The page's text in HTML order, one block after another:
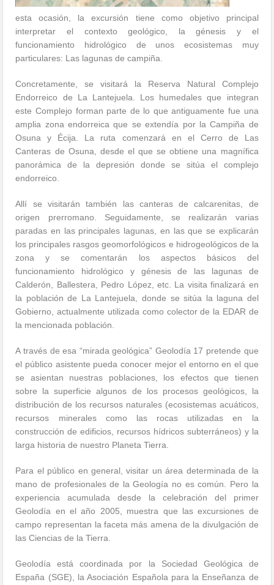
esta ocasión, la excursión tiene como objetivo principal
interpretar el contexto geológico, la génesis y el
funcionamiento hidrológico de unos ecosistemas muy
particulares: Las lagunas de campiña.
Concretamente, se visitará la Reserva Natural Complejo
Endorreico de La Lantejuela. Los humedales que integran
este Complejo forman parte de lo que antiguamente fue una
amplia zona endorreica que se extendía por la Campiña de
Osuna y Écija. La ruta comenzará en el Cerro de Las
Canteras de Osuna, desde el que se obtiene una magnífica
panorámica de la depresión donde se sitúa el complejo
endorreico.
Allí se visitarán también las canteras de calcarenitas, de
origen prerromano. Seguidamente, se realizarán varias
paradas en las principales lagunas, en las que se explicarán
los principales rasgos geomorfológicos e hidrogeológicos de la
zona y se comentarán los aspectos básicos del
funcionamiento hidrológico y génesis de las lagunas de
Calderón, Ballestera, Pedro López, etc. La visita finalizará en
la población de La Lantejuela, donde se sitúa la laguna del
Gobierno, actualmente utilizada como colector de la EDAR de
la mencionada población.
A través de esa “mirada geológica” Geolodía 17 pretende que
el público asistente pueda conocer mejor el entorno en el que
se asientan nuestras poblaciones, los efectos que tienen
sobre la superficie algunos de los procesos geológicos, la
distribución de los recursos naturales (ecosistemas acuáticos,
recursos minerales como las rocas utilizadas en la
construcción de edificios, recursos hídricos subterráneos) y la
larga historia de nuestro Planeta Tierra.
Para el público en general, visitar un área determinada de la
mano de profesionales de la Geología no es común. Pero la
experiencia acumulada desde la celebración del primer
Geolodía en el año 2005, muestra que las excursiones de
campo representan la faceta más amena de la divulgación de
las Ciencias de la Tierra.
Geolodía está coordinada por la Sociedad Geológica de
España (SGE), la Asociación Española para la Enseñanza de